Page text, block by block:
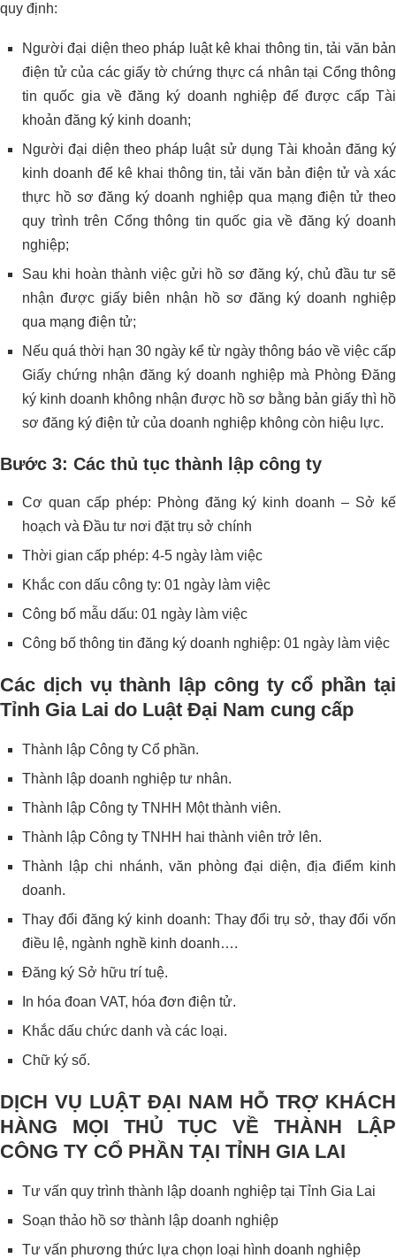
quy định:
Người đại diện theo pháp luật kê khai thông tin, tải văn bản
điện tử của các giấy tờ chứng thực cá nhân tại Cổng thông
tin quốc gia về đăng ký doanh nghiệp để được cấp Tài
khoản đăng ký kinh doanh;
Người đại diện theo pháp luật sử dụng Tài khoản đăng ký
kinh doanh để kê khai thông tin, tải văn bản điện tử và xác
thực hồ sơ đăng ký doanh nghiệp qua mạng điện tử theo
quy trình trên Cổng thông tin quốc gia về đăng ký doanh
nghiệp;
Sau khi hoàn thành việc gửi hồ sơ đăng ký, chủ đầu tư sẽ
nhận được giấy biên nhận hồ sơ đăng ký doanh nghiệp
qua mạng điện tử;
Nếu quá thời hạn 30 ngày kể từ ngày thông báo về việc cấp
Giấy chứng nhận đăng ký doanh nghiệp mà Phòng Đăng
ký kinh doanh không nhận được hồ sơ bằng bản giấy thì hồ
sơ đăng ký điện tử của doanh nghiệp không còn hiệu lực.
Bước 3: Các thủ tục thành lập công ty
Cơ quan cấp phép: Phòng đăng ký kinh doanh – Sở kế
hoạch và Đầu tư nơi đặt trụ sở chính
Thời gian cấp phép: 4-5 ngày làm việc
Khắc con dấu công ty: 01 ngày làm việc
Công bố mẫu dấu: 01 ngày làm việc
Công bố thông tin đăng ký doanh nghiệp: 01 ngày làm việc
Các dịch vụ thành lập công ty cổ phần tại
Tỉnh Gia Lai do Luật Đại Nam cung cấp
Thành lập Công ty Cổ phần.
Thành lập doanh nghiệp tư nhân.
Thành lập Công ty TNHH Một thành viên.
Thành lập Công ty TNHH hai thành viên trở lên.
Thành lập chi nhánh, văn phòng đại diện, địa điểm kinh
doanh.
Thay đổi đăng ký kinh doanh: Thay đổi trụ sở, thay đổi vốn
điều lệ, ngành nghề kinh doanh….
Đăng ký Sở hữu trí tuệ.
In hóa đoan VAT, hóa đơn điện tử.
Khắc dấu chức danh và các loại.
Chữ ký số.
DỊCH VỤ LUẬT ĐẠI NAM HỖ TRỢ KHÁCH
HÀNG MỌI THỦ TỤC VỀ THÀNH LẬP
CÔNG TY CỔ PHẦN TẠI TỈNH GIA LAI
Tư vấn quy trình thành lập doanh nghiệp tại Tỉnh Gia Lai
Soạn thảo hồ sơ thành lập doanh nghiệp
Tư vấn phương thức lựa chọn loại hình doanh nghiệp